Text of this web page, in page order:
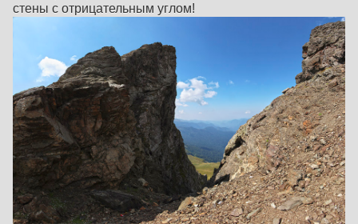
стены с отрицательным углом!